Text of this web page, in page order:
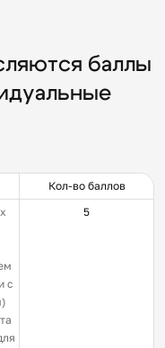
баллы
Кол-во баллов
с
5